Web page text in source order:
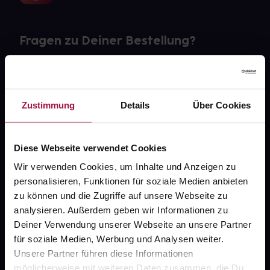
Zustimmung Details Über Cookies
Diese Webseite verwendet Cookies
Wir verwenden Cookies, um Inhalte und Anzeigen zu
personalisieren, Funktionen für soziale Medien anbieten
zu können und die Zugriffe auf unsere Webseite zu
analysieren. Außerdem geben wir Informationen zu
Deiner Verwendung unserer Webseite an unsere Partner
für soziale Medien, Werbung und Analysen weiter.
Unsere Partner führen diese Informationen
Fragen zu Deiner Bestellung?
Über uns
Karriere